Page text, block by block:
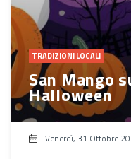
TRADIZIONI LOCALI
San Mango
Halloween
Venerdì, 31 Ottobre